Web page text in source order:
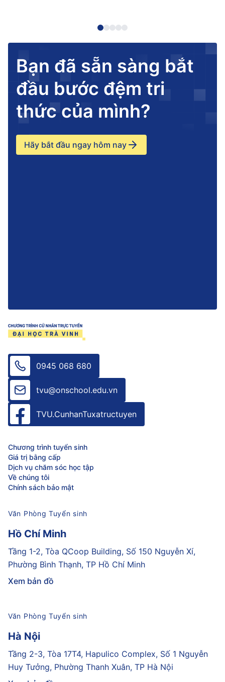
Bạn đã sẵn sàng bắt
đầu bước đệm tri
thức của mình?
Hãy bắt đầu ngay hôm nay
0945 068 680
tvu@onschool.edu.vn
TVU.CunhanTuxatructuyen
Chương trình tuyển sinh
Giá trị bằng cấp
Dịch vụ chăm sóc học tập
Về chúng tôi
Chính sách bảo mật
Văn Phòng Tuyển sinh
Hồ Chí Minh
Tầng 1-2, Tòa QCoop Building, Số 150 Nguyễn Xí,
Phường Bình Thạnh, TP Hồ Chí Minh
Xem bản đồ
Văn Phòng Tuyển sinh
Hà Nội
Tầng 2-3, Tòa 17T4, Hapulico Complex, Số 1 Nguyễn
Huy Tưởng, Phường Thanh Xuân, TP Hà Nội